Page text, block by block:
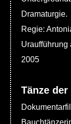
Dramaturgie.
Regie:
Uraufführung
2005
Tänze der